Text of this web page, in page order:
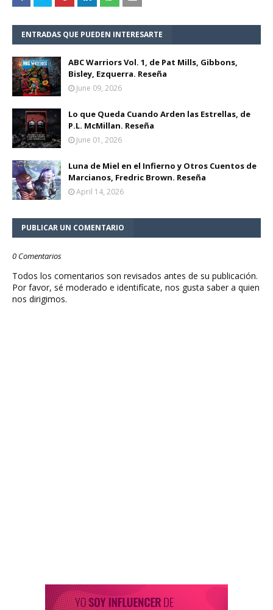
ENTRADAS QUE PUEDEN INTERESARTE
ABC Warriors Vol. 1, de Pat Mills, Gibbons,
Bisley, Ezquerra. Reseña
June 09, 2026
Lo que Queda Cuando Arden las Estrellas, de
P.L. McMillan. Reseña
June 01, 2026
Luna de Miel en el Infierno y Otros Cuentos de
Marcianos, Fredric Brown. Reseña
April 14, 2026
PUBLICAR UN COMENTARIO
0 Comentarios
Todos los comentarios son revisados antes de su publicación.
Por favor, sé moderado e identifícate, nos gusta saber a quien
nos dirigimos.